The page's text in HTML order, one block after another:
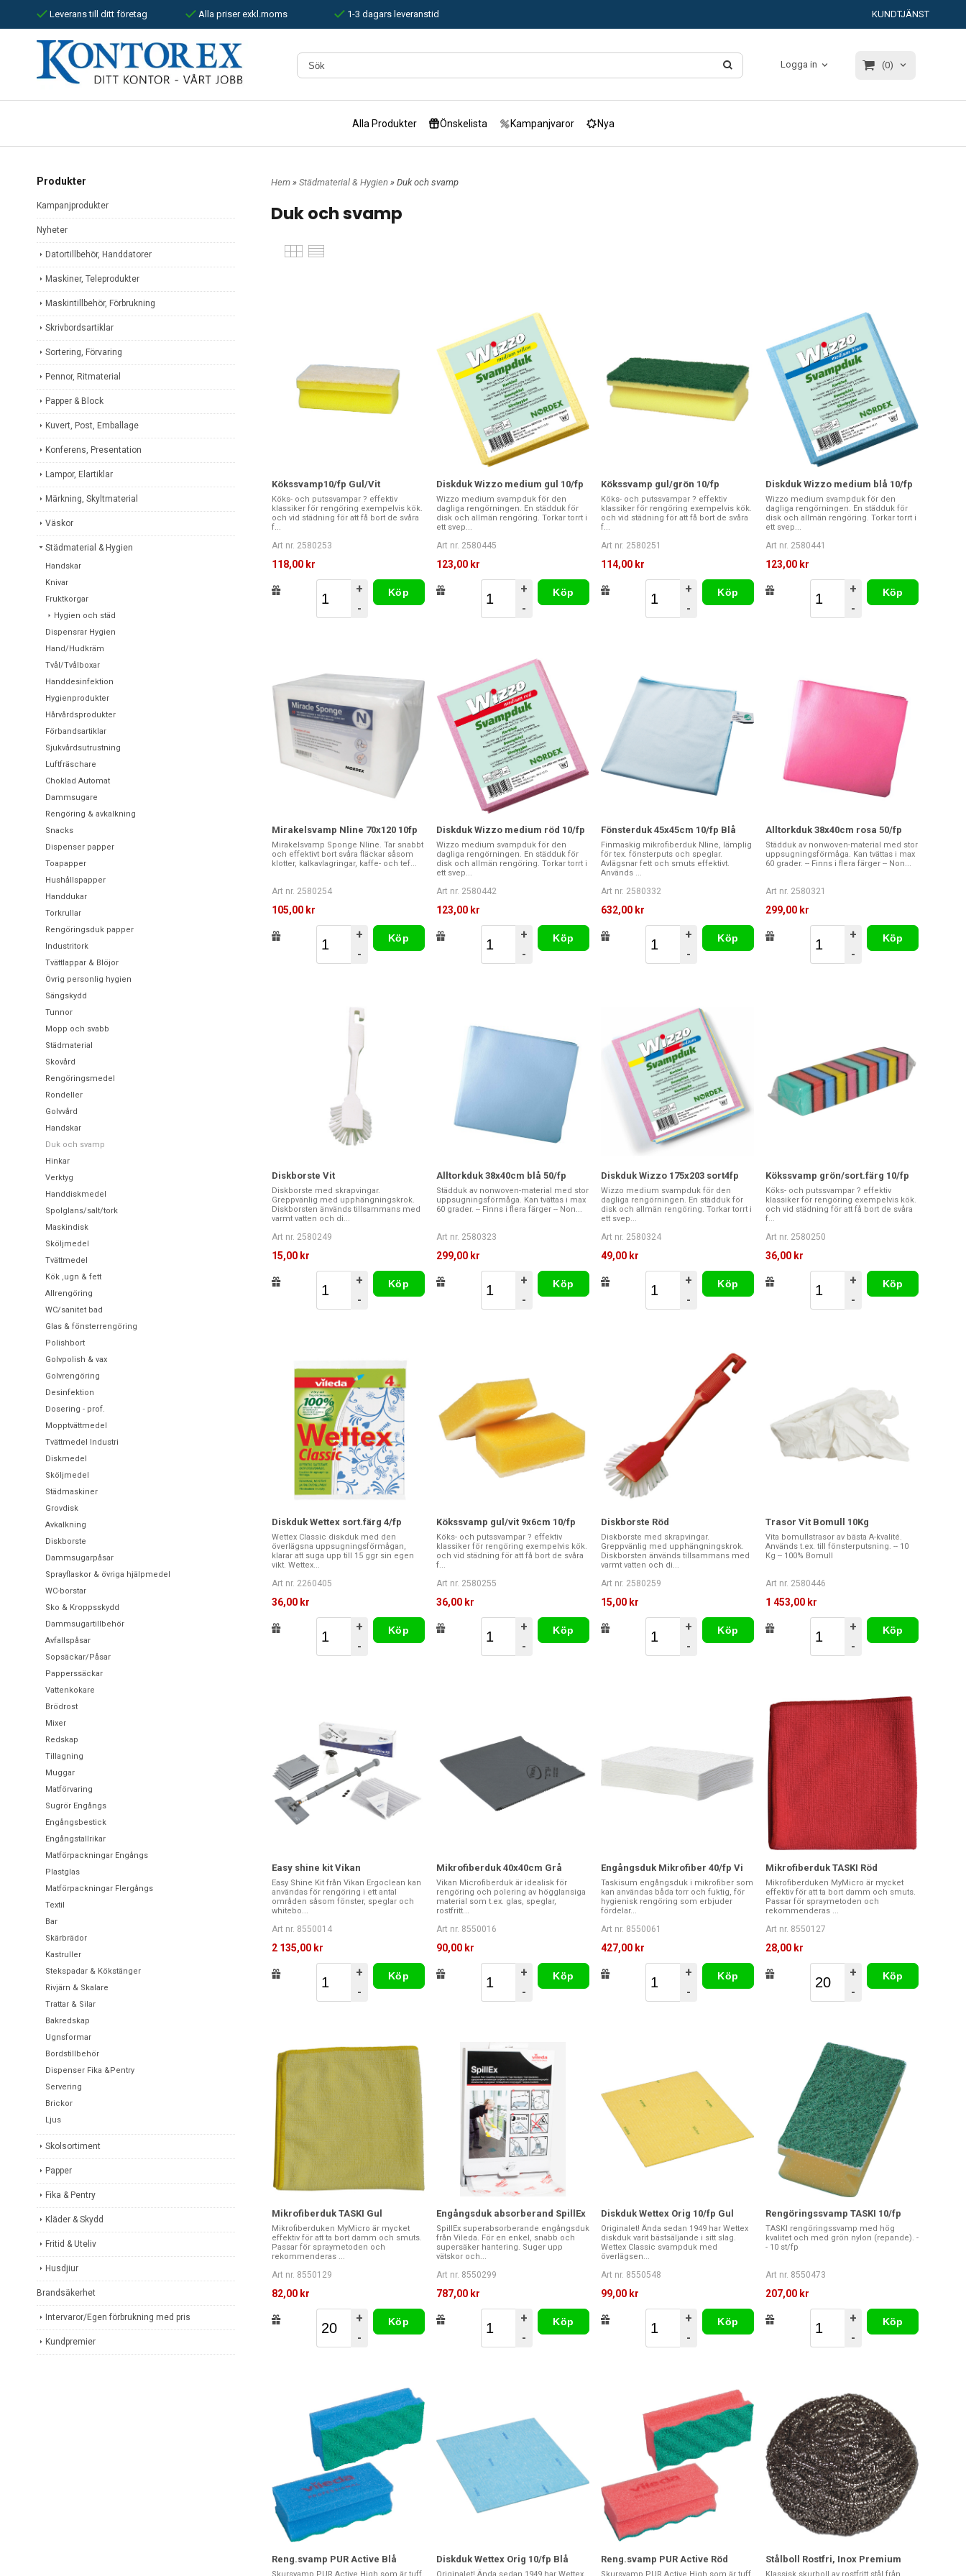
Leverans till ditt företag Alla priser exkl.moms 1-3 dagars leveranstid KUNDTJÄNST
Logga in (0)
Alla Produkter Önskelista Kampanjvaror Nya
Produkter
Kampanjprodukter
Nyheter
Datortillbehör, Handdatorer
Maskiner, Teleprodukter
Maskintillbehör, Förbrukning
Skrivbordsartiklar
Sortering, Förvaring
Pennor, Ritmaterial
Papper & Block
Kuvert, Post, Emballage
Konferens, Presentation
Lampor, Elartiklar
Märkning, Skyltmaterial
Väskor
Städmaterial & Hygien
Handskar
Knivar
Fruktkorgar
Hygien och städ
Dispensrar Hygien
Hand/Hudkräm
Tvål/Tvålboxar
Handdesinfektion
Hygienprodukter
Hårvårdsprodukter
Förbandsartiklar
Sjukvårdsutrustning
Luftfräschare
Choklad Automat
Dammsugare
Rengöring & avkalkning
Snacks
Dispenser papper
Toapapper
Hushållspapper
Handdukar
Torkrullar
Rengöringsduk papper
Industritork
Tvättlappar & Blöjor
Övrig personlig hygien
Sängskydd
Tunnor
Mopp och svabb
Städmaterial
Skovård
Rengöringsmedel
Rondeller
Golvvård
Handskar
Duk och svamp
Hinkar
Verktyg
Handdiskmedel
Spolglans/salt/tork
Maskindisk
Sköljmedel
Tvättmedel
Kök ,ugn & fett
Allrengöring
WC/sanitet bad
Glas & fönsterrengöring
Polishbort
Golvpolish & vax
Golvrengöring
Desinfektion
Dosering - prof.
Mopptvättmedel
Tvättmedel Industri
Diskmedel
Sköljmedel
Städmaskiner
Grovdisk
Avkalkning
Diskborste
Dammsugarpåsar
Sprayflaskor & övriga hjälpmedel
WC-borstar
Sko & Kroppsskydd
Dammsugartillbehör
Avfallspåsar
Sopsäckar/Påsar
Papperssäckar
Vattenkokare
Brödrost
Mixer
Redskap
Tillagning
Muggar
Matförvaring
Sugrör Engångs
Engångsbestick
Engångstallrikar
Matförpackningar Engångs
Plastglas
Matförpackningar Flergångs
Textil
Bar
Skärbrädor
Kastruller
Stekspadar & Kökstänger
Rivjärn & Skalare
Trattar & Silar
Bakredskap
Ugnsformar
Bordstillbehör
Dispenser Fika &Pentry
Servering
Brickor
Ljus
Skolsortiment
Papper
Fika & Pentry
Kläder & Skydd
Fritid & Uteliv
Husdjiur
Brandsäkerhet
Intervaror/Egen förbrukning med pris
Kundpremier
Hem» Städmaterial & Hygien » Duk och svamp
Duk och svamp
Kökssvamp10/fp Gul/Vit
Köks- och putssvampar ? effektiv
klassiker för rengöring exempelvis kök.
och vid städning för att få bort de svåra
f...
Art nr. 2580253
118,00 kr
+
-
Köp
Diskduk Wizzo medium gul 10/fp
Wizzo medium svampduk för den
dagliga rengörningen. En städduk för
disk och allmän rengöring. Torkar torrt i
ett svep...
Art nr. 2580445
123,00 kr
+
-
Köp
Kökssvamp gul/grön 10/fp
Köks- och putssvampar ? effektiv
klassiker för rengöring exempelvis kök.
och vid städning för att få bort de svåra
f...
Art nr. 2580251
114,00 kr
+
-
Köp
Diskduk Wizzo medium blå 10/fp
Wizzo medium svampduk för den
dagliga rengörningen. En städduk för
disk och allmän rengöring. Torkar torrt i
ett svep...
Art nr. 2580441
123,00 kr
+
-
Köp
Mirakelsvamp Nline 70x120 10fp
Mirakelsvamp Sponge Nline. Tar snabbt
och effektivt bort svåra fläckar såsom
klotter, kalkavlagringar, kaffe- och tef...
Art nr. 2580254
105,00 kr
+
-
Köp
Diskduk Wizzo medium röd 10/fp
Wizzo medium svampduk för den
dagliga rengörningen. En städduk för
disk och allmän rengöring. Torkar torrt i
ett svep...
Art nr. 2580442
123,00 kr
+
-
Köp
Fönsterduk 45x45cm 10/fp Blå
Finmaskig mikrofiberduk Nline, lämplig
för tex. fönsterputs och speglar.
Avlägsnar fett och smuts effektivt.
Används ...
Art nr. 2580332
632,00 kr
+
-
Köp
Alltorkduk 38x40cm rosa 50/fp
Städduk av nonwoven-material med stor
uppsugningsförmåga. Kan tvättas i max
60 grader. -- Finns i flera färger -- Non...
Art nr. 2580321
299,00 kr
+
-
Köp
Diskborste Vit
Diskborste med skrapvingar.
Greppvänlig med upphängningskrok.
Diskborsten änvänds tillsammans med
varmt vatten och di...
Art nr. 2580249
15,00 kr
+
-
Köp
Alltorkduk 38x40cm blå 50/fp
Städduk av nonwoven-material med stor
uppsugningsförmåga. Kan tvättas i max
60 grader. -- Finns i flera färger -- Non...
Art nr. 2580323
299,00 kr
+
-
Köp
Diskduk Wizzo 175x203 sort4fp
Wizzo medium svampduk för den
dagliga rengörningen. En städduk för
disk och allmän rengöring. Torkar torrt i
ett svep...
Art nr. 2580324
49,00 kr
+
-
Köp
Kökssvamp grön/sort.färg 10/fp
Köks- och putssvampar ? effektiv
klassiker för rengöring exempelvis kök.
och vid städning för att få bort de svåra
f...
Art nr. 2580250
36,00 kr
+
-
Köp
Diskduk Wettex sort.färg 4/fp
Wettex Classic diskduk med den
överlägsna uppsugningsförmågan,
klarar att suga upp till 15 ggr sin egen
vikt. Wettex...
Art nr. 2260405
36,00 kr
+
-
Köp
Kökssvamp gul/vit 9x6cm 10/fp
Köks- och putssvampar ? effektiv
klassiker för rengöring exempelvis kök.
och vid städning för att få bort de svåra
f...
Art nr. 2580255
36,00 kr
+
-
Köp
Diskborste Röd
Diskborste med skrapvingar.
Greppvänlig med upphängningskrok.
Diskborsten änvänds tillsammans med
varmt vatten och di...
Art nr. 2580259
15,00 kr
+
-
Köp
Trasor Vit Bomull 10Kg
Vita bomullstrasor av bästa A-kvalité.
Används t.ex. till fönsterputsning. -- 10
Kg -- 100% Bomull
Art nr. 2580446
1 453,00 kr
+
-
Köp
Easy shine kit Vikan
Easy Shine Kit från Vikan Ergoclean kan
användas för rengöring i ett antal
områden såsom fönster, speglar och
whitebo...
Art nr. 8550014
2 135,00 kr
+
-
Köp
Mikrofiberduk 40x40cm Grå
Vikan Microfiberduk är idealisk för
rengöring och polering av högglansiga
material som t.ex. glas, speglar,
rostfritt...
Art nr. 8550016
90,00 kr
+
-
Köp
Engångsduk Mikrofiber 40/fp Vi
Taskisum engångsduk i mikrofiber som
kan användas båda torr och fuktig, för
hygienisk rengöring som erbjuder
fördelar...
Art nr. 8550061
427,00 kr
+
-
Köp
Mikrofiberduk TASKI Röd
Mikrofiberduken MyMicro är mycket
effektiv för att ta bort damm och smuts.
Passar för spraymetoden och
rekommenderas ...
Art nr. 8550127
28,00 kr
+
-
Köp
Mikrofiberduk TASKI Gul
Mikrofiberduken MyMicro är mycket
effektiv för att ta bort damm och smuts.
Passar för spraymetoden och
rekommenderas ...
Art nr. 8550129
82,00 kr
+
-
Köp
Engångsduk absorberand SpillEx
SpillEx superabsorberande engångsduk
från Vileda. För en enkel, snabb och
supersäker hantering. Suger upp
vätskor och...
Art nr. 8550299
787,00 kr
+
-
Köp
Diskduk Wettex Orig 10/fp Gul
Originalet! Ända sedan 1949 har Wettex
diskduk varit bästsäljande i sitt slag.
Wettex Classic svampduk med
överlägsen...
Art nr. 8550548
99,00 kr
+
-
Köp
Rengöringssvamp TASKI 10/fp
TASKI rengöringssvamp med hög
kvalitet och med grön nylon (repande). -
- 10 st/fp
Art nr. 8550473
207,00 kr
+
-
Köp
Reng.svamp PUR Active Blå
Skursvamp PUR Active High som är tuff
Diskduk Wettex Orig 10/fp Blå
Originalet! Ända sedan 1949 har Wettex
Reng.svamp PUR Active Röd
Skursvamp PUR Active High som är tuff
Stålboll Rostfri, Inox Premium
Klassisk skurboll av rostfritt stål från